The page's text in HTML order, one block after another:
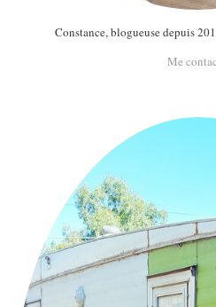
Constance, blogueuse depuis
Me